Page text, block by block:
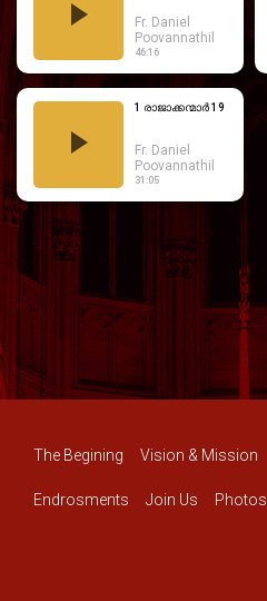
1
രാജാക്കന്മാർ
Fr. Daniel
Poovannathil
46:16
1
രാജാക്കന്മാർ
1 രാജാക്കന്മാർ 19
Fr. Daniel
Poovannathil
31:05
The Begining Vision & Mission
Endrosments Join Us Photos